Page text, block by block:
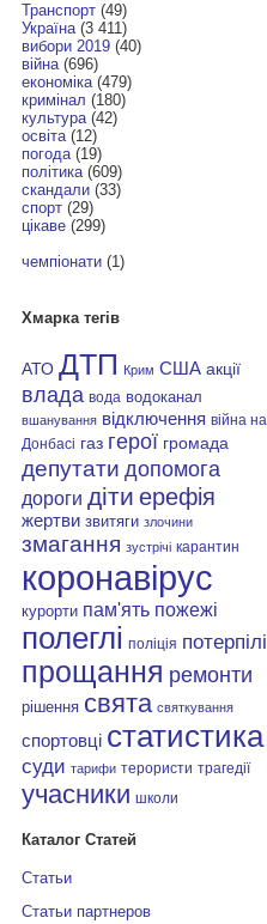
Транспорт(49)
Україна(3 411)
вибори 2019(40)
війна(696)
економіка(479)
кримінал (180)
культура(42)
освіта(12)
погода(19)
політика(609)
скандали(33)
спорт(29)
цікаве(299)
чемпіонати(1)
Хмарка тегів
АТО ДТП Крим США акції
влада вода водоканал
вшанування відключення війна на
Донбасі газ герої громада
депутати допомога
дороги діти ерефія
жертви звитяги злочини
змагання зустрічі карантин
коронавірус
курорти пам'ять пожежі
полеглі поліція потерпілі
прощання ремонти
рішення свята святкування
спортовці статистика
суди тарифи терористи трагедії
учасники школи
Каталог Статей
Статьи
Статьи партнеров